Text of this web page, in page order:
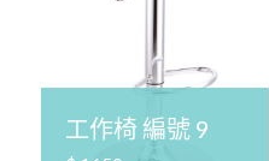
工作椅 編號 9